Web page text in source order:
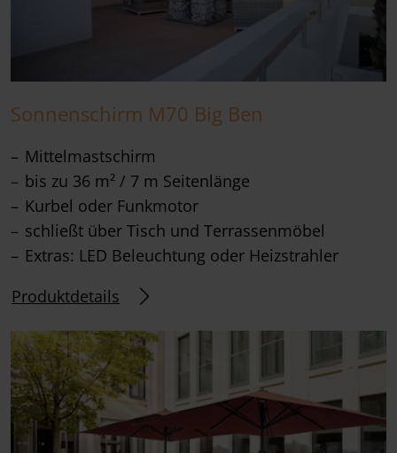
Sonnenschirm M70 Big Ben
Mittelmastschirm
bis zu 36 m² / 7 m Seitenlänge
Kurbel oder Funkmotor
schließt über Tisch und Terrassenmöbel
Extras: LED Beleuchtung oder Heizstrahler
Produktdetails